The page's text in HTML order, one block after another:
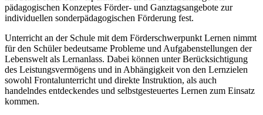
pädagogischen Konzeptes Förder- und Ganztagsangebote zur
individuellen sonderpädagogischen Förderung fest.
Unterricht an der Schule mit dem Förderschwerpunkt Lernen nimmt
für den Schüler bedeutsame Probleme und Aufgabenstellungen der
Lebenswelt als Lernanlass. Dabei können unter Berücksichtigung
des Leistungsvermögens und in Abhängigkeit von den Lernzielen
sowohl Frontalunterricht und direkte Instruktion, als auch
handelndes entdeckendes und selbstgesteuertes Lernen zum Einsatz
kommen.